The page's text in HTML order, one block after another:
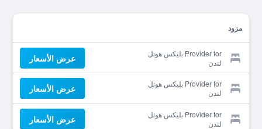
مزود
Provider for بليكس هوتل
لندن
عرض الأسعار
Provider for بليكس هوتل
لندن
عرض الأسعار
Provider for بليكس هوتل
لندن
عرض الأسعار